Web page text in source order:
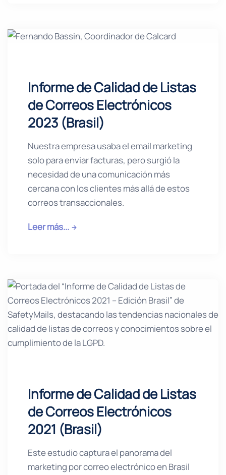
Informe de Calidad de Listas
de Correos Electrónicos
2023 (Brasil)
Nuestra empresa usaba el email marketing
solo para enviar facturas, pero surgió la
necesidad de una comunicación más
cercana con los clientes más allá de estos
correos transaccionales.
Leer más...
Informe de Calidad de Listas
de Correos Electrónicos
2021 (Brasil)
Este estudio captura el panorama del
marketing por correo electrónico en Brasil